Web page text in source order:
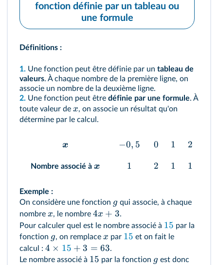
fonction définie par un tableau ou
une formule
Définitions :
1. Une fonction peut être définie par un tableau de
valeurs. À chaque nombre de la première ligne, on
associe un nombre de la deuxième ligne.
2. Une fonction peut être définie par une formule. À
toute valeur de x, on associe un résultat qu'on
détermine par le calcul.
x −0, 5 0 1 2
Nombre associé à x 1 2 1 1
Exemple :
On considère une fonction g qui associe, à chaque
nombre x, le nombre 4x + 3.
Pour calculer quel est le nombre associé à 15 par la
fonction g, on remplace x par 15 et on fait le
calcul : 4 × 15 + 3 = 63.
Le nombre associé à 15 par la fonction g est donc